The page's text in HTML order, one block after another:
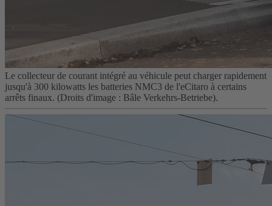
Le collecteur de courant intégré au véhicule peut charger rapidement
jusqu'à 300 kilowatts les batteries NMC3 de l'eCitaro à certains
arrêts finaux. (Droits d'image : Bâle Verkehrs-Betriebe).